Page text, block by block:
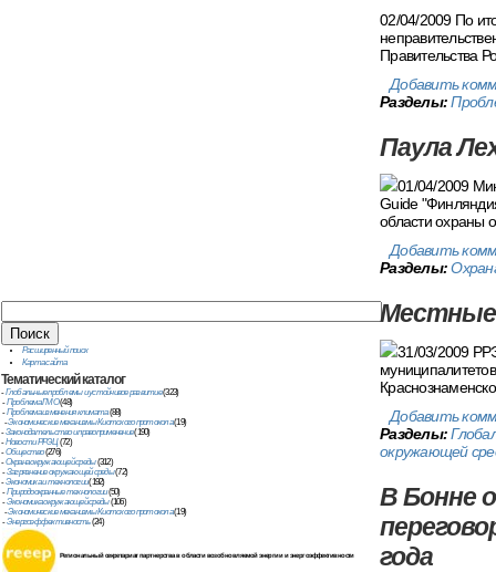
Расширенный поиск
Карта сайта
Тематическийкаталог
-Глобальные проблемы и устойчивое развитие(323)
-Проблема ГМО(48)
-Проблема изменения климата(88)
-Экономические механизмы Киотского протокола(19)
-Законодательство и правоприменение(190)
-Новости РРЭЦ(72)
-Общество(276)
-Охрана окружающей среды(312)
-Загрязнение окружающей среды(72)
-Экономика и технологии(192)
-Природоохранные технологии(50)
-Экономика окружающей среды(106)
-Экономические механизмы Киотского протокола(19)
-Энергоэффективность(24)
Региональный секретариат партнерства в области возобновляемой энергии и энергоэффективности
02/04/2009 По
Правительства
Добавить
Разделы:
Паула
01/04/2009
Guide
области охраны
Добавить
Разделы:
Местные
31/03/2009
Добавить
Разделы:
окружающей
В Бонне
года